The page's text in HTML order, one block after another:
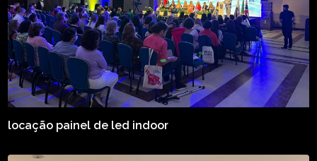
locação painel de led indoor